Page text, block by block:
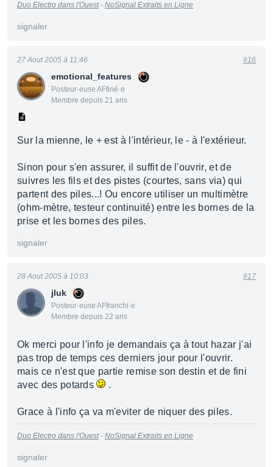
Duo Electro dans l'Ouest- NoSignal Extraits en Ligne
signaler
emotional_features
Posteur·euse AFfiné·e
Membre depuis 21 ans
27 Aout 2005 à 11:46 #16
Sur la mienne, le + est à l'intérieur, le - à l'extérieur.
Sinon pour s'en assurer, il suffit de l'ouvrir, et de
suivres les fils et des pistes (courtes, sans via) qui
partent des piles...! Ou encore utiliser un multimètre
(ohm-mètre, testeur continuité) entre les bornes de la
prise et les bornes des piles.
signaler
jluk
Posteur·euse AFfranchi·e
Membre depuis 22 ans
28 Aout 2005 à 10:03 #17
Ok merci pour l'info je demandais ça à tout hazar j'ai
pas trop de temps ces derniers jour pour l'ouvrir.
mais ce n'est que partie remise son destin et de fini
avec des potards
.
Grace à l'info ça va m'eviter de niquer des piles.
Duo Electro dans l'Ouest- NoSignal Extraits en Ligne
signaler